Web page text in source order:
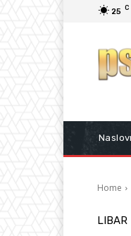
25 C
Home
LIBAR